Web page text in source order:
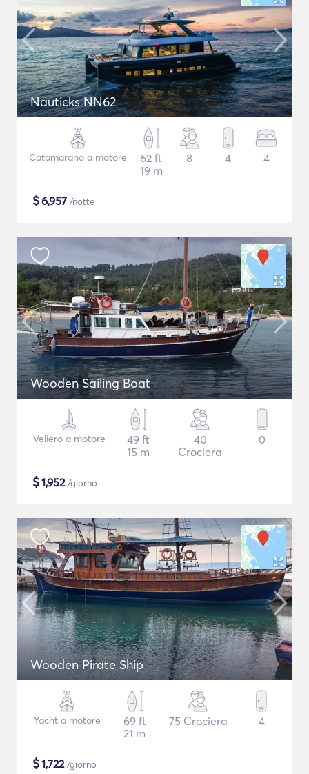
Nauticks NN62
Catamarano a motore
62 ft
19 m
8 4 4
$6,957 /notte
Wooden Sailing Boat
Veliero a motore
49 ft
15 m
40
Crociera
0
$1,952/giorno
Wooden Pirate Ship
Yacht a motore
69 ft
21 m
75 Crociera 4
$1,722/giorno